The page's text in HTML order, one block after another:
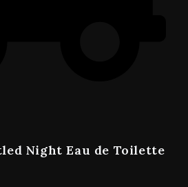
Night Eau de Toilette